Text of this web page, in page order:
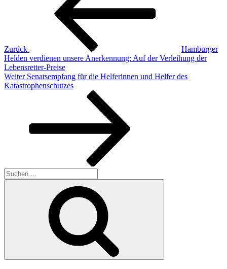
Zurück
Hamburger
Helden verdienen unsere Anerkennung: Auf der Verleihung der
Lebensretter-Preise
Nächster
Beitrag
Weiter Senatsempfang für die Helferinnen und Helfer des
Katastrophenschutzes
Suchen
nach: